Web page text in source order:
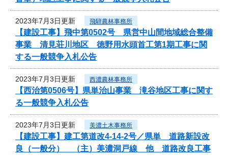
2023年7月3日更新 飛騨農林事務所
【建設工事】飛中第0502号 県営中山間地域総合整備
事業 清見荘川地区 徳野用水頭首工第1期工事に関
する一般競争入札公告
2023年7月3日更新 西濃農林事務所
【西治第0506号】県単治山事業 滝谷地区工事に関す
る一般競争入札公告
2023年7月3日更新 美濃土木事務所
【建設工事】建工第道改4-14-2号／県単 道路新設改
良（一般分） （主）美濃洞戸線 他 道路改良工事